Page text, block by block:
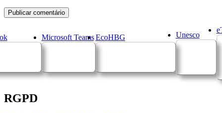
Microsoft Teams EcoHBG Unesco
RGPD